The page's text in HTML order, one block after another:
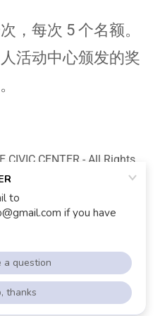
，每次 5 个名额。
活动中心颁发的奖
CENTER - All Rights
Conditions
by